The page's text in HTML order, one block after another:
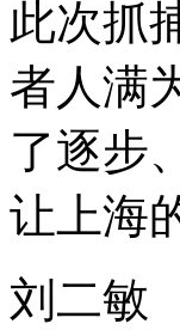
此次抓
者人满
了逐步
让上海
刘二敏